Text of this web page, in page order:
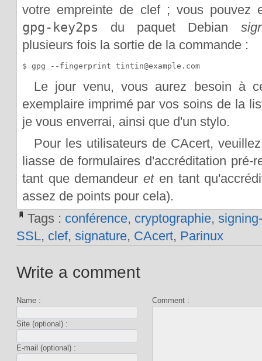
votre empreinte de clef ; vous pouvez
gpg-key2ps du paquet Debian
plusieurs fois la sortie de la commande :
$ gpg --fingerprint tintin@example.com
Le jour venu, vous aurez besoin à
exemplaire imprimé par vos soins de la
je vous enverrai, ainsi que d'un stylo.
Pour les utilisateurs de CAcert,
liasse de formulaires d'accréditation pré-
tant que demandeureten tant
assez de points pour cela).
Tags : conférence, cryptographie,
SSL, clef, signature, CAcert, Parinux
Write a comment
Name :
Site (optional) :
E-mail (optional) :
Comment :